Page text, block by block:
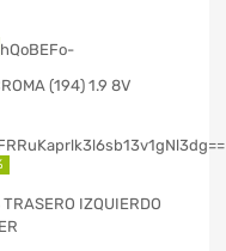
(194) 1.9 8V
IZQUIERDO